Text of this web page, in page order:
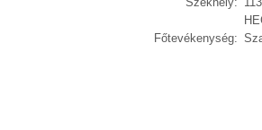
Főtevékenység: